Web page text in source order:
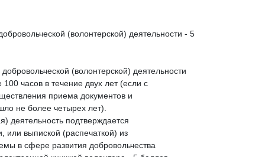
(волонтерской) деятельности - 5
(волонтерской) деятельности
часов в течение двух лет (если с
приема документов и
не более четырех лет).
деятельность подтверждается
или выпиской (распечаткой) из
в сфере развития добровольчества